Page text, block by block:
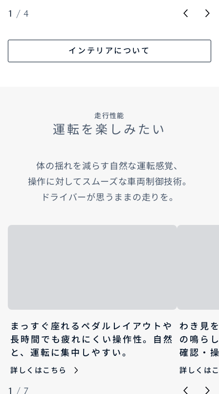
1 / 4
インテリアについて
走行性能
運転を楽しみたい
体の揺れを減らす自然な運転感覚、
操作に対してスムーズな車両制御技術。​
ドライバーが思うままの走りを。​
まっすぐ座れるペダルレイアウトや
長時間でも疲れにくい操作性。自然
と、運転に集中しやすい。
詳しくはこちら
わき見
の鳴ら
確認・
詳しくは
1 / 7